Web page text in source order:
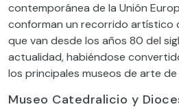
contemporánea de la Unión
conforman un recorrido artístico
que van desde los años 80 del
actualidad, habiéndose
los principales museos de arte de
Museo Catedralicio y